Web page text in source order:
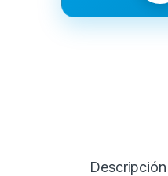
Descripción